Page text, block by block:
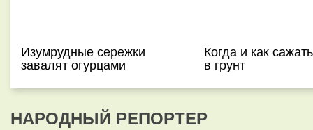
Изумрудные сережки
завалят огурцами
Когда и как
в грунт
НАРОДНЫЙ РЕПОРТЕР